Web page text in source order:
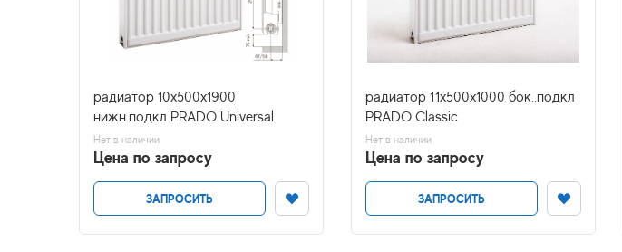
радиатор 10x500х1900
нижн.подкл PRADO Universal
Нет в наличии
Цена по запросу
ЗАПРОСИТЬ
радиатор 11x500х1000 бок..подкл
PRADO Classic
Нет в наличии
Цена по запросу
ЗАПРОСИТЬ